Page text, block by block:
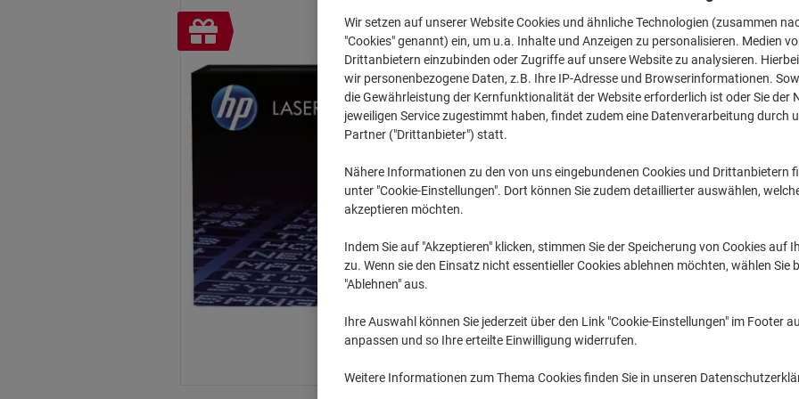
Inkl.
Geschenk
CHF 284.95
Ab 3
CHF 308.03 inkl. MwSt
Menge exkl. MwSt
1Stück CHF 314.95
3+ CHF 284.95
Menge
Lieferinformationen
Wir setzen auf unserer Website Cookies und ähnliche Technologien (zusammen
"Cookies" genannt) ein, um u.a. Inhalte und Anzeigen zu personalisieren. Medien
Drittanbietern einzubinden oder Zugriffe auf unsere Website zu analysieren.
wir personenbezogene Daten, z.B. Ihre IP-Adresse und Browserinformationen.
die Gewährleistung der Kernfunktionalität der Website erforderlich ist oder Sie der
jeweiligen Service zugestimmt haben, findet zudem eine Datenverarbeitung durch
Partner ("Drittanbieter") statt.
Nähere Informationen zu den von uns eingebundenen Cookies und Drittanbietern
unter "Cookie-Einstellungen". Dort können Sie zudem detaillierter auswählen,
akzeptieren möchten.
Indem Sie auf "Akzeptieren" klicken, stimmen Sie der Speicherung von Cookies auf
zu. Wenn sie den Einsatz nicht essentieller Cookies ablehnen möchten, wählen Sie
"Ablehnen" aus.
Ihre Auswahl können Sie jederzeit über den Link "Cookie-Einstellungen" im Footer
anpassen und so Ihre erteilte Einwilligung widerrufen.
Weitere Informationen zum Thema Cookies finden Sie in unseren